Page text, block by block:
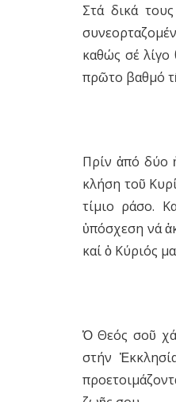
Στά δικά
καθώς σέ λίγο
πρῶτο βαθμό
Πρίν ἀπό δύο
κλήση τοῦ
τίμιο ράσο.
ὑπόσχεση νά
καί ὁ Κύριός
Ὁ Θεός σοῦ
στήν